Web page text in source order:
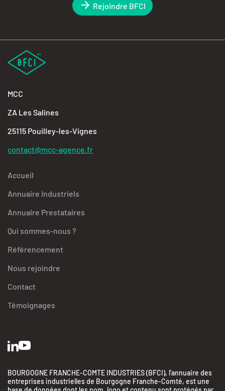
Rejoindre BFCI
MCC
ZA Les Salines
25115 Pouilley-les-Vignes
contact@mcc-agence.fr
Accueil
Annuaire Industriels
Annuaire Prestataires
Qui sommes-nous ?
Référencement
Nous rejoindre
Contact
Témoignages
BOURGOGNE FRANCHE-COMTE INDUSTRIES (BFCI), l’annuaire des
entreprises industrielles de Bourgogne Franche-Comté, est une